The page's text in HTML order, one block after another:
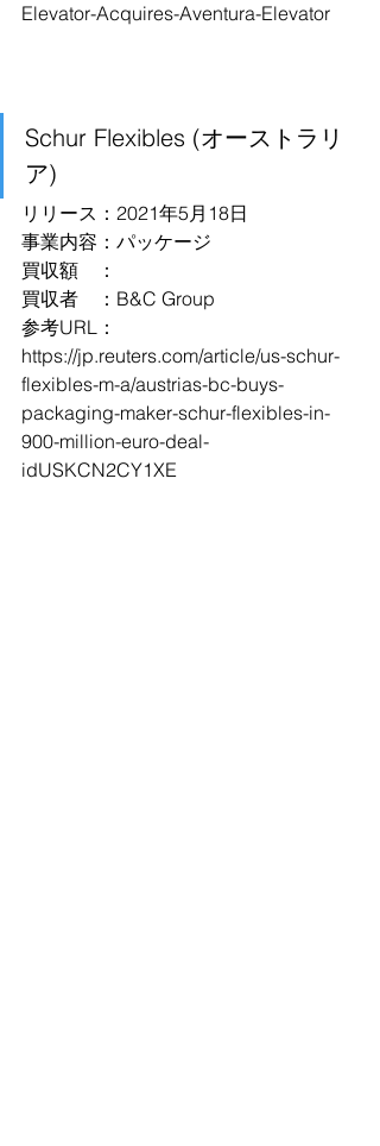
Elevator-Acquires-Aventura-Elevator
Schur Flexibles (オーストラリ
ア)
リリース：2021年5月18日
事業内容：パッケージ
買収額　：
買収者　：B&C Group
参考URL：
https://jp.reuters.com/article/us-schur-
flexibles-m-a/austrias-bc-buys-
packaging-maker-schur-flexibles-in-
900-million-euro-deal-
idUSKCN2CY1XE